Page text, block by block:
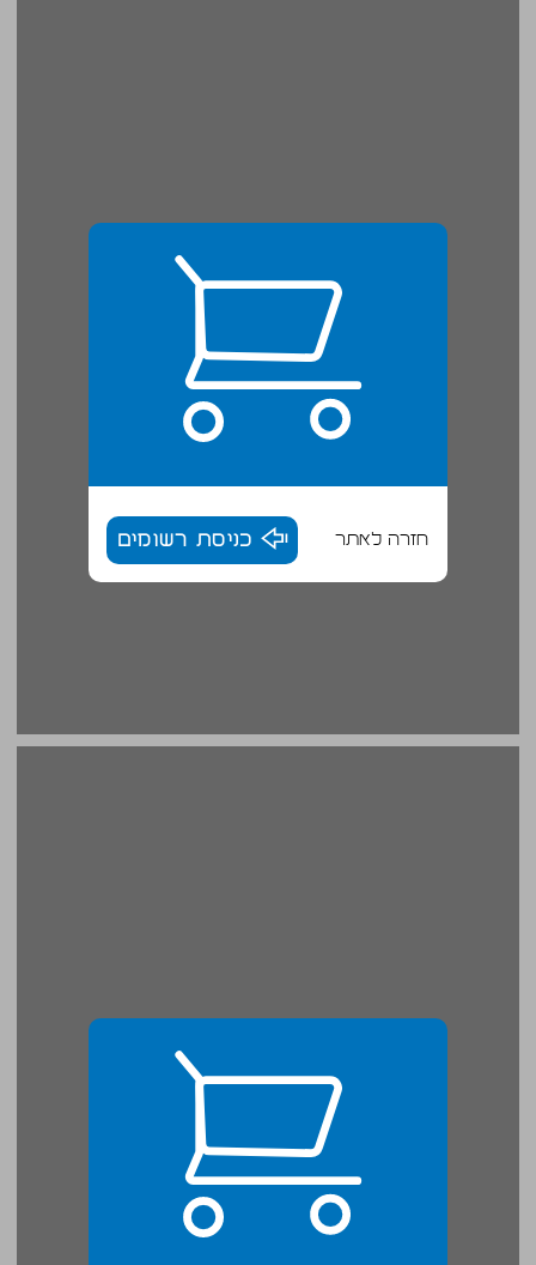
חזרה לאתר כניסת רשומים
פרק ראשון: האנוסים ... 19